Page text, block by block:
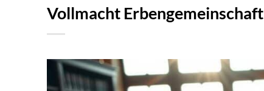
Vollmacht Erbengemeinschaft